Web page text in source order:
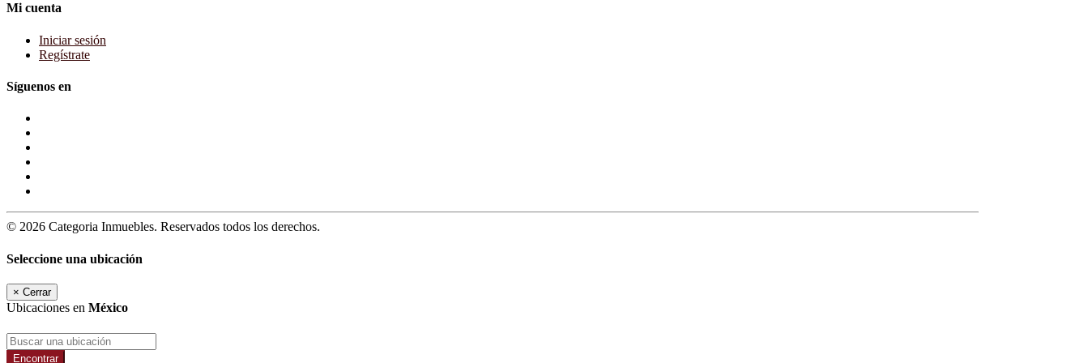
Mi cuenta
Iniciar sesión
Regístrate
Síguenos en
© 2026 Categoria Inmuebles. Reservados todos los derechos.
Seleccione una ubicación
× Cerrar
Ubicaciones en México
Encontrar